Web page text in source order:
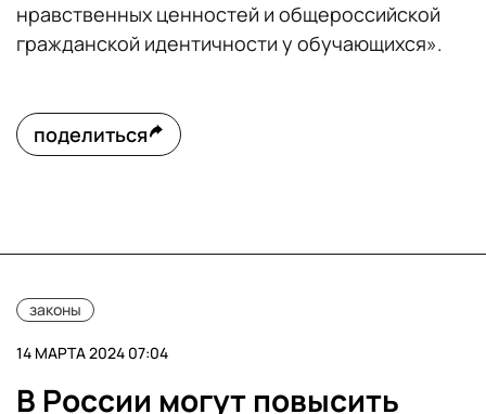
нравственных ценностей и общероссийской
гражданской идентичности у обучающихся».
поделиться
законы
14 МАРТА 2024 07:04
В России могут повысить